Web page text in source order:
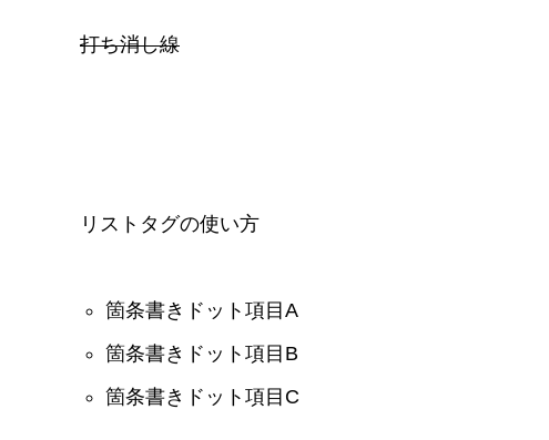
打ち消し線
リストタグの使い方
箇条書きドット項目A
箇条書きドット項目B
箇条書きドット項目C